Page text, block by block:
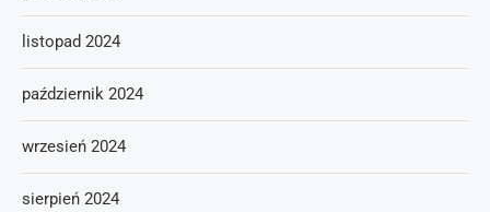
listopad 2024
październik 2024
wrzesień 2024
sierpień 2024